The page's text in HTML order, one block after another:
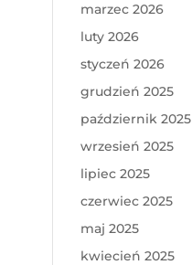
marzec 2026
luty 2026
styczeń 2026
grudzień 2025
październik 2025
wrzesień 2025
lipiec 2025
czerwiec 2025
maj 2025
kwiecień 2025